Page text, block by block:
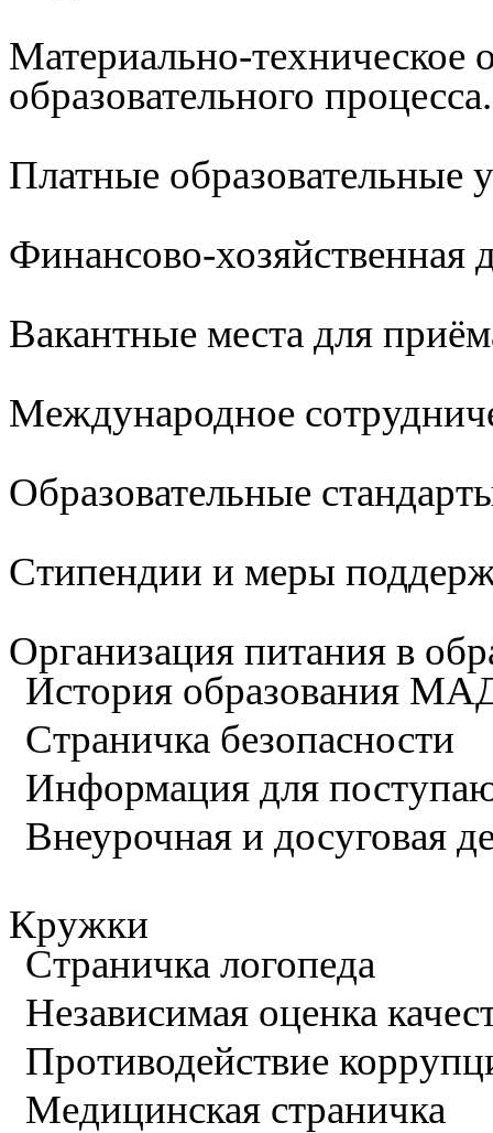
Материально-техническое
образовательного
Платные образовательные
Финансово-хозяйственная
Вакантные места для
Международное
Образовательные
Стипендии и меры
Организация питания в
История образования
Страничка безопасности
Информация для
Внеурочная и досуговая
Кружки
Страничка логопеда
Независимая оценка
Противодействие
Медицинская страничка